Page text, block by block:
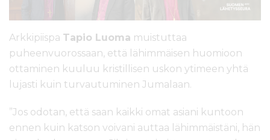
Arkkipiispa Tapio Luoma muistuttaa
puheenvuorossaan, että lähimmäisen huomioon
ottaminen kuuluu kristillisen uskon ytimeen yhtä
lujasti kuin turvautuminen Jumalaan.
”Jos odotan, että saan kaikki omat asiani kuntoon
ennen kuin katson voivani auttaa lähimmäistäni, hän